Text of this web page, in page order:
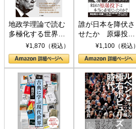
地政学理論で読む
多極化する世界：
トランプとBRICS
の挑戦
¥1,870（税込）
誰が日本を降伏さ
せたか 原爆投
下、ソ連参戦、そ
して聖断 (PHP新
書)
¥1,100（税込）